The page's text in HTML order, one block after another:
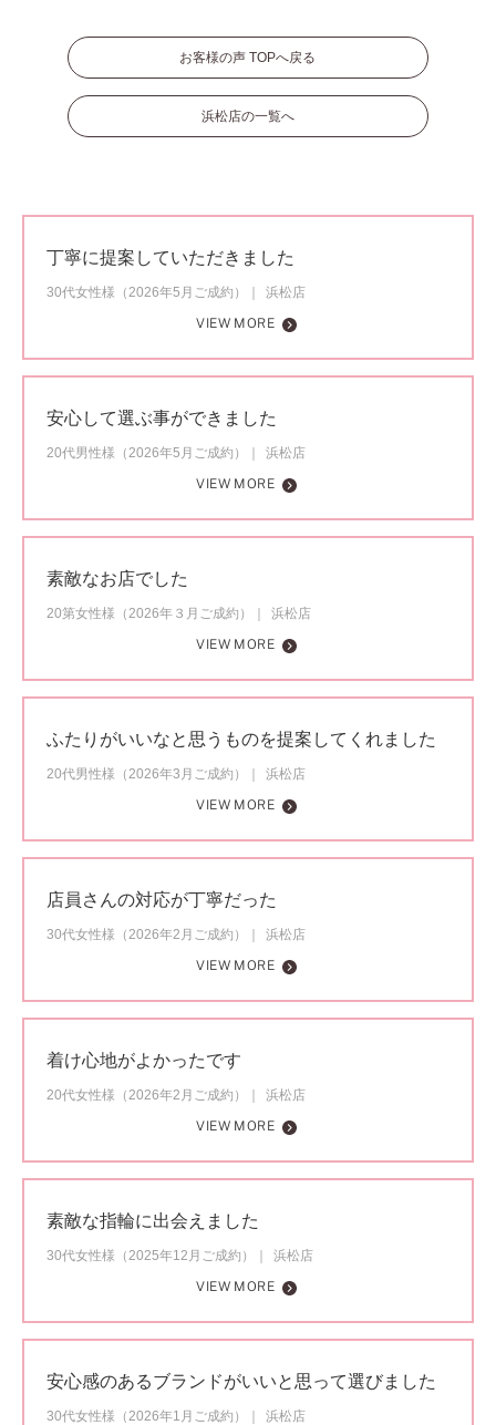
お客様の声 TOPへ戻る
浜松店の一覧へ
丁寧に提案していただきました
30代女性様（2026年5月ご成約）
浜松店
VIEW MORE
安心して選ぶ事ができました
20代男性様（2026年5月ご成約）
浜松店
VIEW MORE
素敵なお店でした
20第女性様（2026年３月ご成約）
浜松店
VIEW MORE
ふたりがいいなと思うものを提案してくれました
20代男性様（2026年3月ご成約）
浜松店
VIEW MORE
店員さんの対応が丁寧だった
30代女性様（2026年2月ご成約）
浜松店
VIEW MORE
着け心地がよかったです
20代女性様（2026年2月ご成約）
浜松店
VIEW MORE
素敵な指輪に出会えました
30代女性様（2025年12月ご成約）
浜松店
VIEW MORE
安心感のあるブランドがいいと思って選びました
30代女性様（2026年1月ご成約）
浜松店